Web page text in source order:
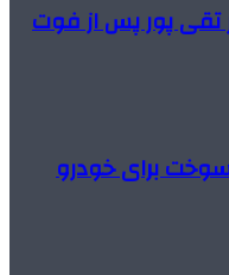
تقی پور پس از فوت
سوخت برای خودرو